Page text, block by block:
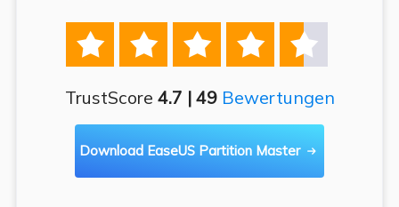
    
TrustScore 4.7 | 49 Bewertungen
Download EaseUS Partition Master 